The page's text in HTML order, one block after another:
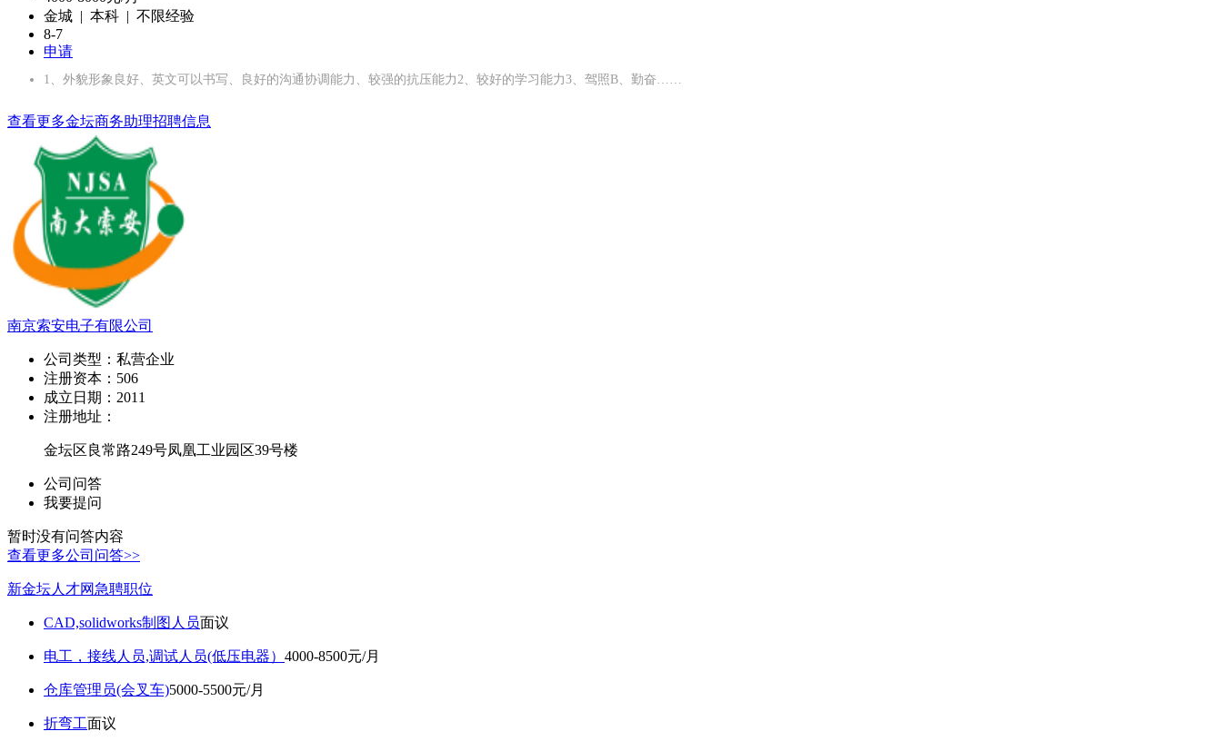
金城 | 本科 | 不限经验
8-7
申请
1、外貌形象良好、英文可以书写、良好的沟通协调能力、较强的抗压能力2、较好的学习能力3、驾照B、勤奋……
查看更多金坛商务助理招聘信息
南京索安电子有限公司
公司类型： 私营企业
注册资本： 506
成立日期： 2011
注册地址：
金坛区良常路249号凤凰工业园区39号楼
公司问答
我要提问
暂时没有问答内容
查看更多公司问答>>
新金坛人才网急聘职位
CAD,solidworks制图人员面议
电工，接线人员,调试人员(低压电器） 4000-8500元/月
仓库管理员(会叉车)5000-5500元/月
折弯工面议